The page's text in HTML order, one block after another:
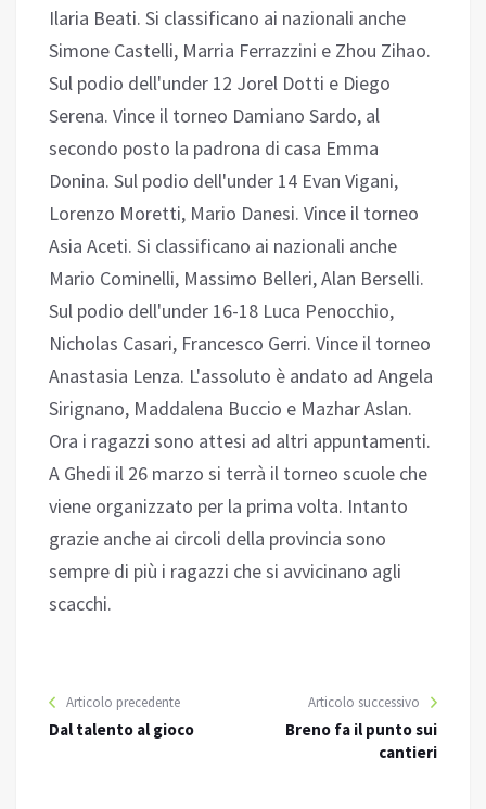
Ilaria Beati. Si classificano ai nazionali anche
Simone Castelli, Marria Ferrazzini e Zhou Zihao.
Sul podio dell'under 12 Jorel Dotti e Diego
Serena. Vince il torneo Damiano Sardo, al
secondo posto la padrona di casa Emma
Donina. Sul podio dell'under 14 Evan Vigani,
Lorenzo Moretti, Mario Danesi. Vince il torneo
Asia Aceti. Si classificano ai nazionali anche
Mario Cominelli, Massimo Belleri, Alan Berselli.
Sul podio dell'under 16-18 Luca Penocchio,
Nicholas Casari, Francesco Gerri. Vince il torneo
Anastasia Lenza. L'assoluto è andato ad Angela
Sirignano, Maddalena Buccio e Mazhar Aslan.
Ora i ragazzi sono attesi ad altri appuntamenti.
A Ghedi il 26 marzo si terrà il torneo scuole che
viene organizzato per la prima volta. Intanto
grazie anche ai circoli della provincia sono
sempre di più i ragazzi che si avvicinano agli
scacchi.
Articolo precedente
Dal talento al gioco
Articolo successivo
Breno fa il punto sui
cantieri